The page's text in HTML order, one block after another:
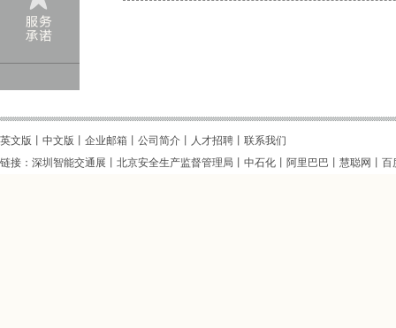
英文版 中文版 丨企业邮箱丨 公司简介 人才招聘
联系我们
链接： 深圳智能交通展 北京安全生产监督管理局 中石化 阿里巴巴 慧聪网 百